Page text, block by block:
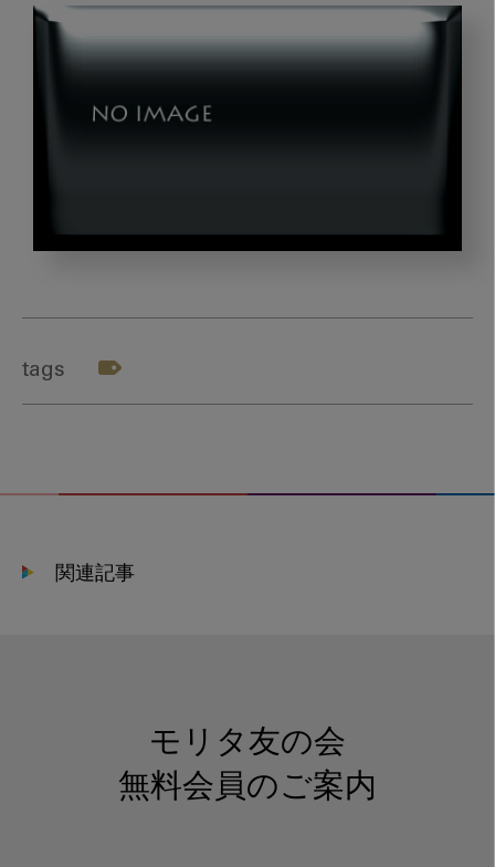
tags
関連記事
モリタ友の会
無料会員のご案内